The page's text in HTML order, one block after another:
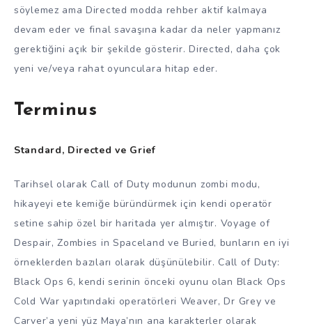
söylemez ama Directed modda rehber aktif kalmaya
devam eder ve final savaşına kadar da neler yapmanız
gerektiğini açık bir şekilde gösterir. Directed, daha çok
yeni ve/veya rahat oyunculara hitap eder.
Terminus
Standard, Directed ve Grief
Tarihsel olarak Call of Duty modunun zombi modu,
hikayeyi ete kemiğe büründürmek için kendi operatör
setine sahip özel bir haritada yer almıştır. Voyage of
Despair, Zombies in Spaceland ve Buried, bunların en iyi
örneklerden bazıları olarak düşünülebilir. Call of Duty:
Black Ops 6, kendi serinin önceki oyunu olan Black Ops
Cold War yapıtındaki operatörleri Weaver, Dr Grey ve
Carver’a yeni yüz Maya’nın ana karakterler olarak